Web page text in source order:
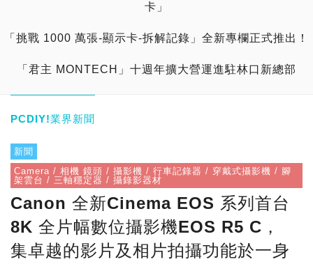
卡」
「挑戰 1000 萬張-顯示卡-拆解記錄」全新專欄正式推出！
「君主 MONTECH」十週年擴大營運進駐林口新總部
PCDIY!業界新聞
新聞
Camera / 相機 鏡頭 / 攝影機 / 行車記錄器 / 穿戴式攝影機 / 腳
架雲台 / 三軸穩定器 / 攝錄影器材
Canon 全新Cinema EOS 系列首台
8K 全片幅數位攝影機EOS R5 C，
集卓越的影片及相片拍攝功能於一身